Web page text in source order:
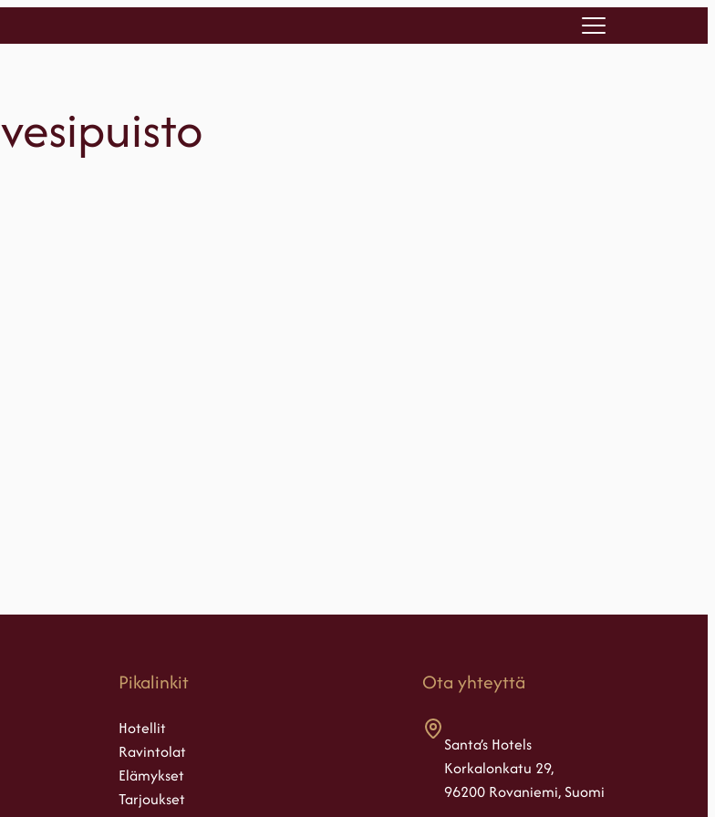
vesipuisto
Pikalinkit
Hotellit
Ravintolat
Elämykset
Tarjoukset
Ota yhteyttä
Santa’s Hotels
Korkalonkatu 29,
96200 Rovaniemi, Suomi